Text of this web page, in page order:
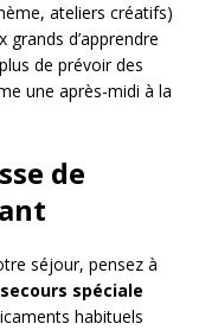
ateliers créatifs)
d’apprendre
de prévoir des
une après-midi à la
de
séjour, pensez à
spéciale
habituels